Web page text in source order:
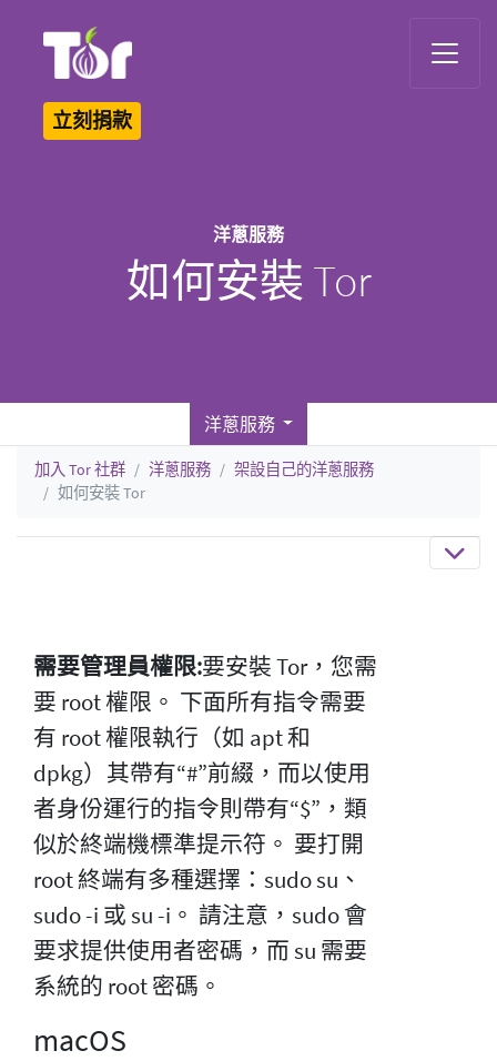
立刻捐款
洋蔥服務
如何安裝 Tor
洋蔥服務
加入 Tor 社群 洋蔥服務
架設自己的洋蔥服務
如何安裝 Tor
需要管理員權限:要安裝 Tor，您需
要 root 權限。 下面所有指令需要
有 root 權限執行（如 apt 和
dpkg）其帶有“#”前綴，而以使用
者身份運行的指令則帶有“$”，類
似於終端機標準提示符。 要打開
root 終端有多種選擇：sudo su、
sudo -i 或 su -i。 請注意，sudo 會
要求提供使用者密碼，而 su 需要
系統的 root 密碼。
macOS